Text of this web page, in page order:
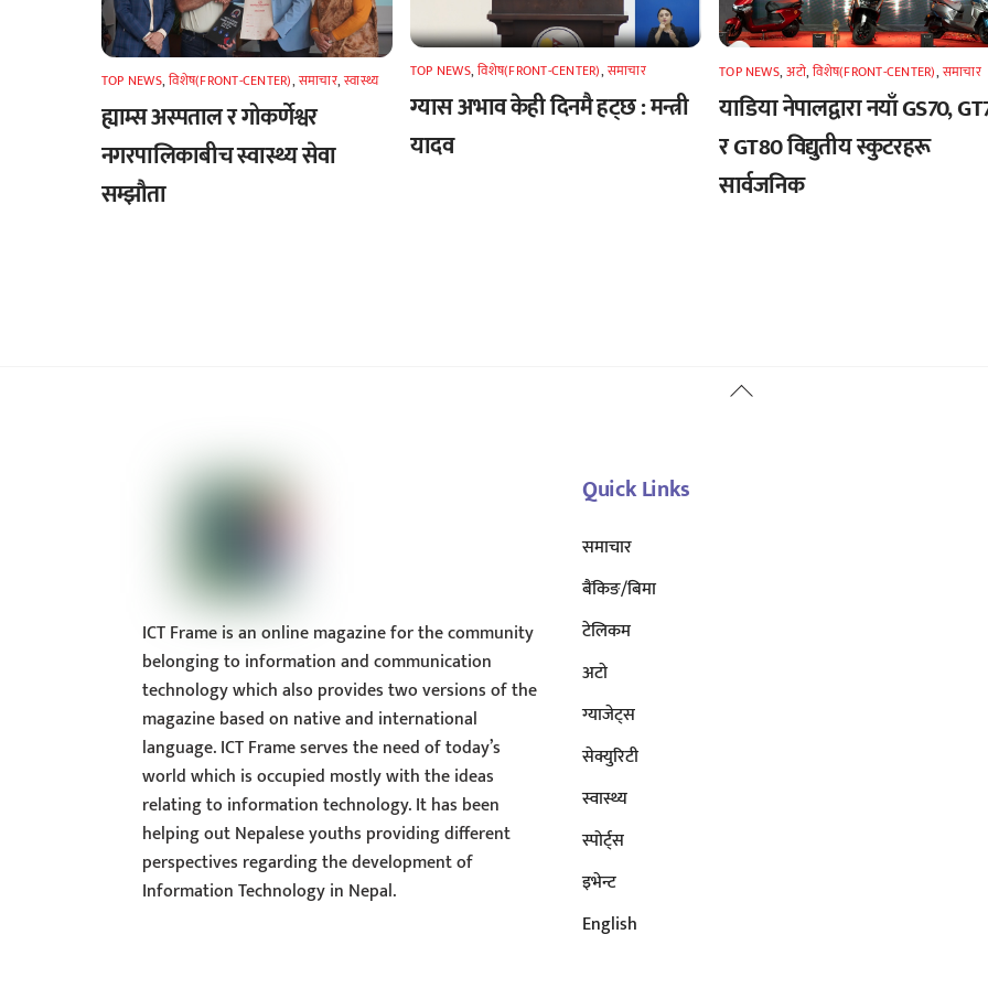
TOP NEWS,विशेष(FRONT-CENTER),समाचार,स्वास्थ्य
ह्याम्स अस्पताल र गोकर्णेश्वर
नगरपालिकाबीच स्वास्थ्य सेवा
सम्झौता
TOP NEWS,विशेष(FRONT-CENTER),समाचार
ग्यास अभाव केही दिनमै हट्छ : मन्त्री
यादव
TOP NEWS,अटाे,विशेष(FRONT-CENTER),समाचार
याडिया नेपालद्वारा नयाँ GS70,
र GT80 विद्युतीय स्कुटरहरू
सार्वजनिक
Back
ICT Frame is an online magazine for the community
belonging to information and communication
technology which also provides two versions of the
magazine based on native and international
language. ICT Frame serves the need of today’s
world which is occupied mostly with the ideas
relating to information technology. It has been
helping out Nepalese youths providing different
perspectives regarding the development of
Information Technology in Nepal.
Quick Links
समाचार
बैंकिङ/बिमा
टेलिकम
अटाे
ग्याजेट्स
सेक्युरिटी
स्वास्थ्य
स्पोर्ट्स
इभेन्ट
English